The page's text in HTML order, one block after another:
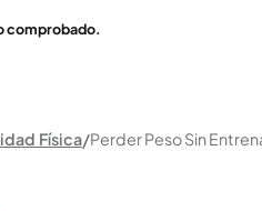
comprobado.
Física